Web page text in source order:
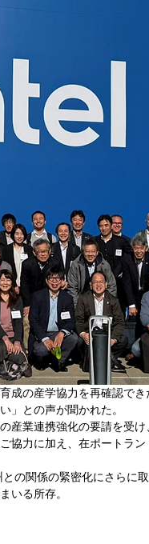
成の産学協力を再確認で
」との声が聞かれた。
産業連携強化の要請を受
協力に加え、在ポートラ
の関係の緊密化にさらに
いる所存。